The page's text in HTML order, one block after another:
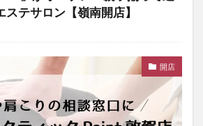
テサロン【嶺南開店】
開店